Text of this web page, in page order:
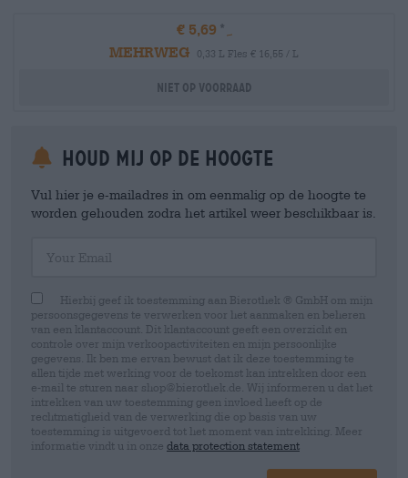
€ 5,69
MEHRWEG
0,33 L Fles € 16,55 / L
Niet op voorraad
Houd mij op de hoogte
Vul hier je e-mailadres in om eenmalig op de hoogte te
worden gehouden zodra het artikel weer beschikbaar is.
Hierbij geef ik toestemming aan Bierothek ® GmbH om mijn
persoonsgegevens te verwerken voor het aanmaken en beheren
van een klantaccount. Dit klantaccount geeft een overzicht en
controle over mijn verkoopactiviteiten en mijn persoonlijke
gegevens. Ik ben me ervan bewust dat ik deze toestemming te
allen tijde met werking voor de toekomst kan intrekken door een
e-mail te sturen naar shop@bierothek.de. Wij informeren u dat het
intrekken van uw toestemming geen invloed heeft op de
rechtmatigheid van de verwerking die op basis van uw
toestemming is uitgevoerd tot het moment van intrekking. Meer
informatie vindt u in onze data protection statement